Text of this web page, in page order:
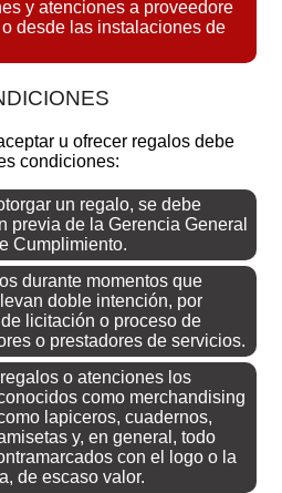
y atenciones a proveedore
desde las instalaciones de
u ofrecer regalos debe
condiciones:
un regalo, se debe
previa de la Gerencia General
Cumplimiento.
durante momentos que
doble intención, por
licitación o proceso de
o prestadores de servicios.
o atenciones los
como merchandising
lapiceros, cuadernos,
y, en general, todo
con el logo o la
de escaso valor.